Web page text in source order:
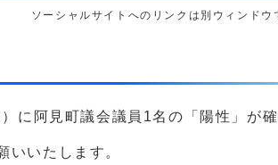
ソーシャルサイトへのリンクは別ウィンドウ
に阿見町議会議員1名の「陽性」が確
いいたします。